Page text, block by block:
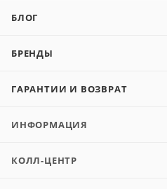
БЛОГ
БРЕНДЫ
ГАРАНТИИ И ВОЗВРАТ
ИНФОРМАЦИЯ
КОЛЛ-ЦЕНТР